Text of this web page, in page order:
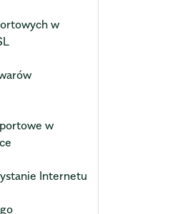
w
w
Internetu